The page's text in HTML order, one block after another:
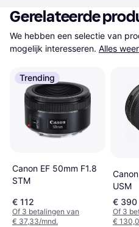
Gerelateerde
We hebben een selectie van
mogelijk interesseren. Alles
Trending
Canon EF 50mm F1.8
STM
€ 112
Of 3 betalingen van
€ 37,33/mnd.
USM
€ 390
Of 3
€